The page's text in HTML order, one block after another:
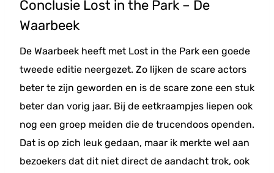
Conclusie Lost in the Park – De
Waarbeek
De Waarbeek heeft met Lost in the Park een goede
tweede editie neergezet. Zo lijken de scare actors
beter te zijn geworden en is de scare zone een stuk
beter dan vorig jaar. Bij de eetkraampjes liepen ook
nog een groep meiden die de trucendoos openden.
Dat is op zich leuk gedaan, maar ik merkte wel aan
bezoekers dat dit niet direct de aandacht trok, ook